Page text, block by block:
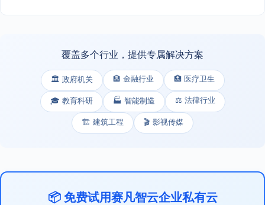
覆盖多个行业，提供专属解决方案
🏛️ 政府机关 🏦 金融行业 🏥 医疗卫生
🎓 教育科研 🏭 智能制造 ⚖️ 法律行业
🏗️ 建筑工程 🎬 影视传媒
📦 免费试用赛凡智云企业私有云